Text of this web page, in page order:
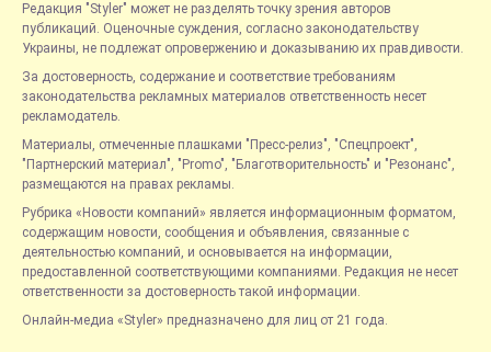
Редакция "Styler" может не разделять точку зрения авторов
публикаций. Оценочные суждения, согласно законодательству
Украины, не подлежат опровержению и доказыванию их правдивости.
За достоверность, содержание и соответствие требованиям
законодательства рекламных материалов ответственность несет
рекламодатель.
Материалы, отмеченные плашками "Пресс-релиз", "Спецпроект",
"Партнерский материал", "Promo", "Благотворительность" и "Резонанс",
размещаются на правах рекламы.
Рубрика «Новости компаний» является информационным форматом,
содержащим новости, сообщения и объявления, связанные с
деятельностью компаний, и основывается на информации,
предоставленной соответствующими компаниями. Редакция не несет
ответственности за достоверность такой информации.
Онлайн-медиа «Styler» предназначено для лиц от 21 года.